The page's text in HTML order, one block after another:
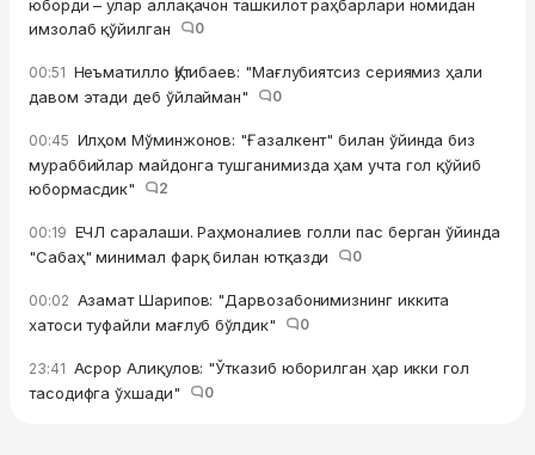
юборди – улар аллақачон ташкилот раҳбарлари номидан
имзолаб қўйилган
0
00:51 Неъматилло Қутибаев: "Мағлубиятсиз сериямиз ҳали
давом этади деб ўйлайман"
0
00:45 Илҳом Мўминжонов: "Ғазалкент" билан ўйинда биз
мураббийлар майдонга тушганимизда ҳам учта гол қўйиб
юбормасдик"
2
00:19 ЕЧЛ саралаши. Раҳмоналиев голли пас берган ўйинда
"Сабаҳ" минимал фарқ билан ютқазди
0
00:02 Азамат Шарипов: "Дарвозабонимизнинг иккита
хатоси туфайли мағлуб бўлдик"
0
23:41 Асрор Алиқулов: "Ўтказиб юборилган ҳар икки гол
тасодифга ўхшади"
0